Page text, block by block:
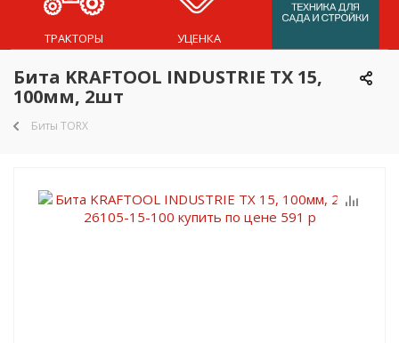
ТРАКТОРЫ УЦЕНКА
Бита KRAFTOOL INDUSTRIE TX 15,
100мм, 2шт
Биты TORX